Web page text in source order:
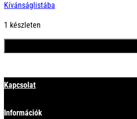
Kívánságlistába
1 készleten
Kapcsolat
Információk